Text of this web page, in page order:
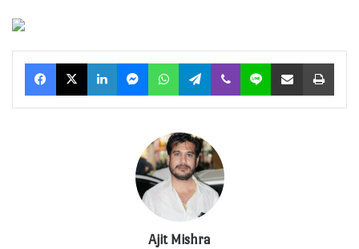
Facebook
X LinkedInMessengerWhatsAppTelegram
Viber Line Share via Email Print
Ajit Mishra